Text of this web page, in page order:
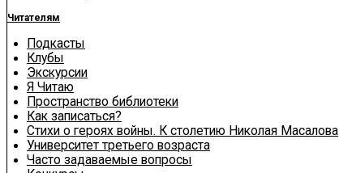
Читателям
Подкасты
Клубы
Экскурсии
Я Читаю
Пространство библиотеки
Как записаться?
Стихи о героях войны. К столетию Николая Масалова
Университет третьего возраста
Часто задаваемые вопросы